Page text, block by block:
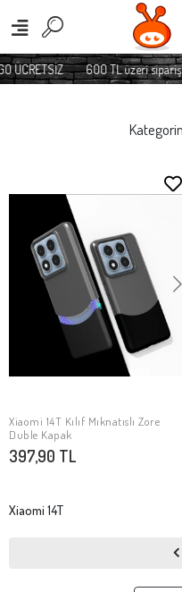
600 TL üzeri
SEPETE EKLE
Xiaomi 14T Kılıf Mıknatıslı Zore
Duble Kapak
397,90 TL
Xiaomi 14T